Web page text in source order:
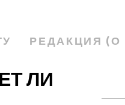
РЕДАКЦИЯ (О
ЛИ